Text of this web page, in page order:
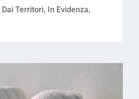
Dai Territori, In Evidenza,